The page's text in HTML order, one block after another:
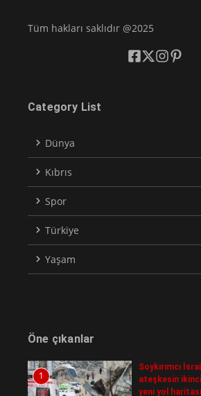
Tüm hakları saklıdır @2025
Category List
Dünya
Kıbrıs
Spor
Türkiye
Yaşam
Öne çıkanlar
1
Soykırımcı
ateşkesin
yeni yol